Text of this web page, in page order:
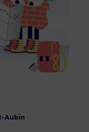
Aubin